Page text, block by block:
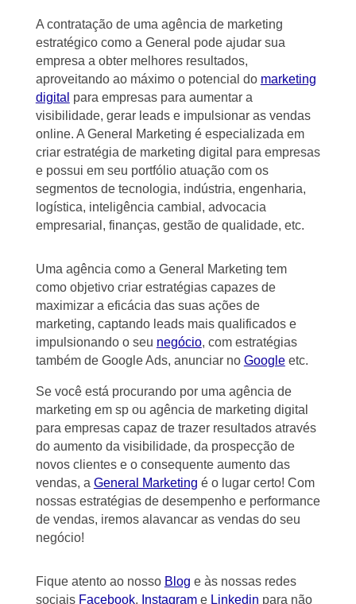
A contratação de uma agência de marketing
estratégico como a General pode ajudar sua
empresa a obter melhores resultados,
aproveitando ao máximo o potencial do marketing
digital para empresas para aumentar a
visibilidade, gerar leads e impulsionar as vendas
online. A General Marketing é especializada em
criar estratégia de marketing digital para empresas
e possui em seu portfólio atuação com os
segmentos de tecnologia, indústria, engenharia,
logística, inteligência cambial, advocacia
empresarial, finanças, gestão de qualidade, etc.
Uma agência como a General Marketing tem
como objetivo criar estratégias capazes de
maximizar a eficácia das suas ações de
marketing, captando leads mais qualificados e
impulsionando o seu negócio, com estratégias
também de Google Ads, anunciar no Googleetc.
Se você está procurando por uma agência de
marketing em sp ou agência de marketing digital
para empresas capaz de trazer resultados através
do aumento da visibilidade, da prospecção de
novos clientes e o consequente aumento das
vendas, a General Marketing é o lugar certo! Com
nossas estratégias de desempenho e performance
de vendas, iremos alavancar as vendas do seu
negócio!
Fique atento ao nosso Blog e às nossas redes
sociais Facebook, Instagrame Linkedin para não